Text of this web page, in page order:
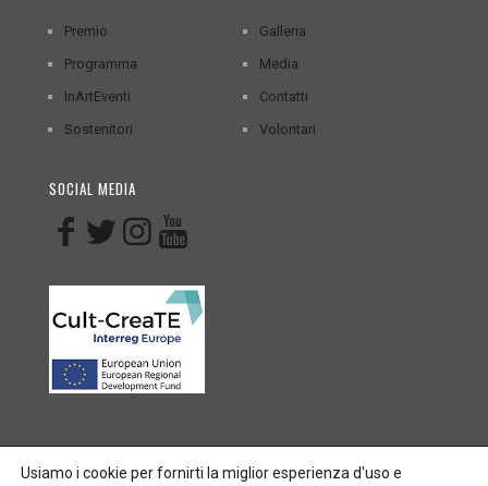
Premio
Programma
InArtEventi
Sostenitori
Galleria
Media
Contatti
Volontari
SOCIAL MEDIA
Usiamo i cookie per fornirti la miglior esperienza d'uso e